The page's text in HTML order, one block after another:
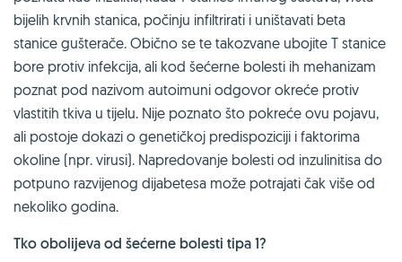
bijelih krvnih stanica, počinju infiltrirati i uništavati beta
stanice gušterače. Obično se te takozvane ubojite T stanice
bore protiv infekcija, ali kod šećerne bolesti ih mehanizam
poznat pod nazivom autoimuni odgovor okreće protiv
vlastitih tkiva u tijelu. Nije poznato što pokreće ovu pojavu,
ali postoje dokazi o genetičkoj predispoziciji i faktorima
okoline (npr. virusi). Napredovanje bolesti od inzulinitisa do
potpuno razvijenog dijabetesa može potrajati čak više od
nekoliko godina.
Tko obolijeva od šećerne bolesti tipa 1?